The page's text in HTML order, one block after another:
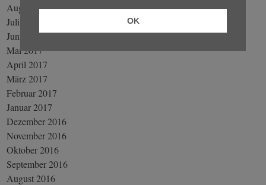
August 2017
Juli 2017
Juni 2017
Mai 2017
April 2017
März 2017
Februar 2017
Januar 2017
Dezember 2016
November 2016
Oktober 2016
September 2016
August 2016
OK